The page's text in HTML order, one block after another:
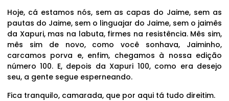
Hoje, cá estamos nós, sem as capas do Jaime, sem as
pautas do Jaime, sem o linguajar do Jaime, sem o jaimês
da Xapuri, mas na labuta, firmes na resistência. Mês sim,
mês sim de novo, como você sonhava, Jaiminho,
carcamos porva e, enfim, chegamos à nossa edição
número 100. E, depois da Xapuri 100, como era desejo
seu, a gente segue esperneando.
Fica tranquilo, camarada, que por aqui tá tudo direitim.